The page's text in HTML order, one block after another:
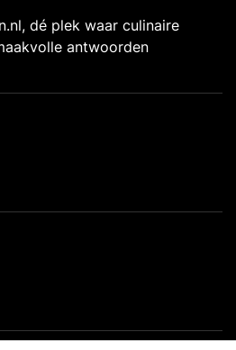
dé plek waar culinaire
antwoorden